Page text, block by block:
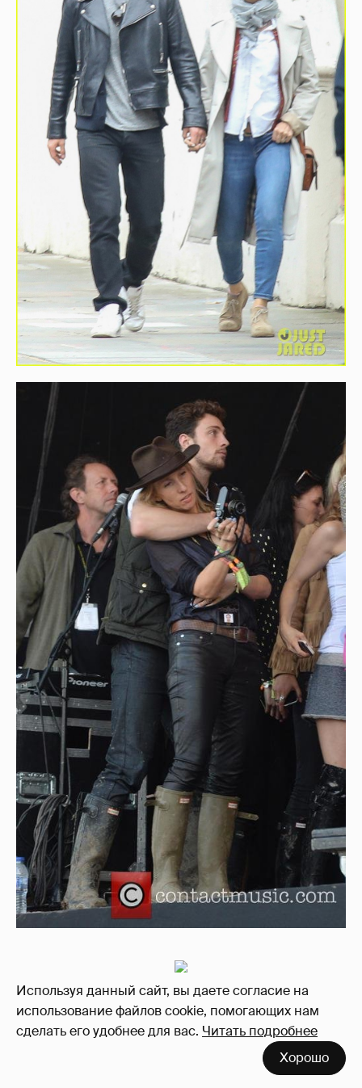
Используя данный сайт, вы даете согласие на
использование файлов cookie, помогающих нам
сделать его удобнее для вас. Читать подробнее
Хорошо